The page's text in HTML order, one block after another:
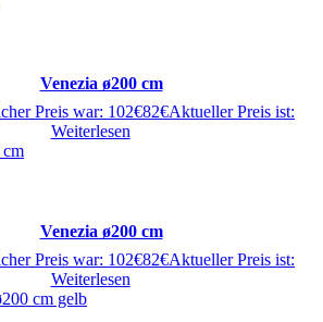
Venezia ø200 cm
Preis war: 102€82€Aktueller Preis ist:
Weiterlesen
Venezia ø200 cm
Preis war: 102€82€Aktueller Preis ist:
Weiterlesen